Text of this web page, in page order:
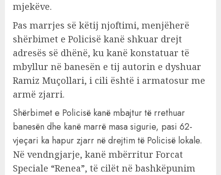
mjekëve.
Pas marrjes së këtij njoftimi, menjëherë
shërbimet e Policisë kanë shkuar drejt
adresës së dhënë, ku kanë konstatuar të
mbyllur në banesën e tij autorin e dyshuar
Ramiz Muçollari, i cili është i armatosur me
armë zjarri.
Shërbimet e Policisë kanë mbajtur të rrethuar
banesën dhe kanë marrë masa sigurie, pasi 62-
vjeçari ka hapur zjarr në drejtim të Policisë lokale.
Në vendngjarje, kanë mbërritur Forcat
Speciale “Renea”, të cilët në bashkëpunim